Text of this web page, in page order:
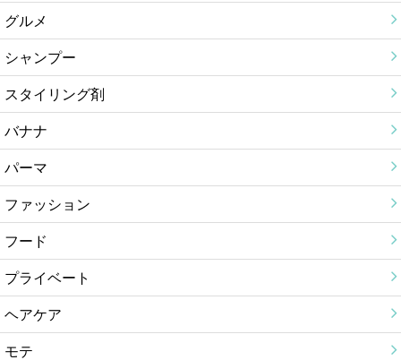
グルメ
シャンプー
スタイリング剤
バナナ
パーマ
ファッション
フード
プライベート
ヘアケア
モテ